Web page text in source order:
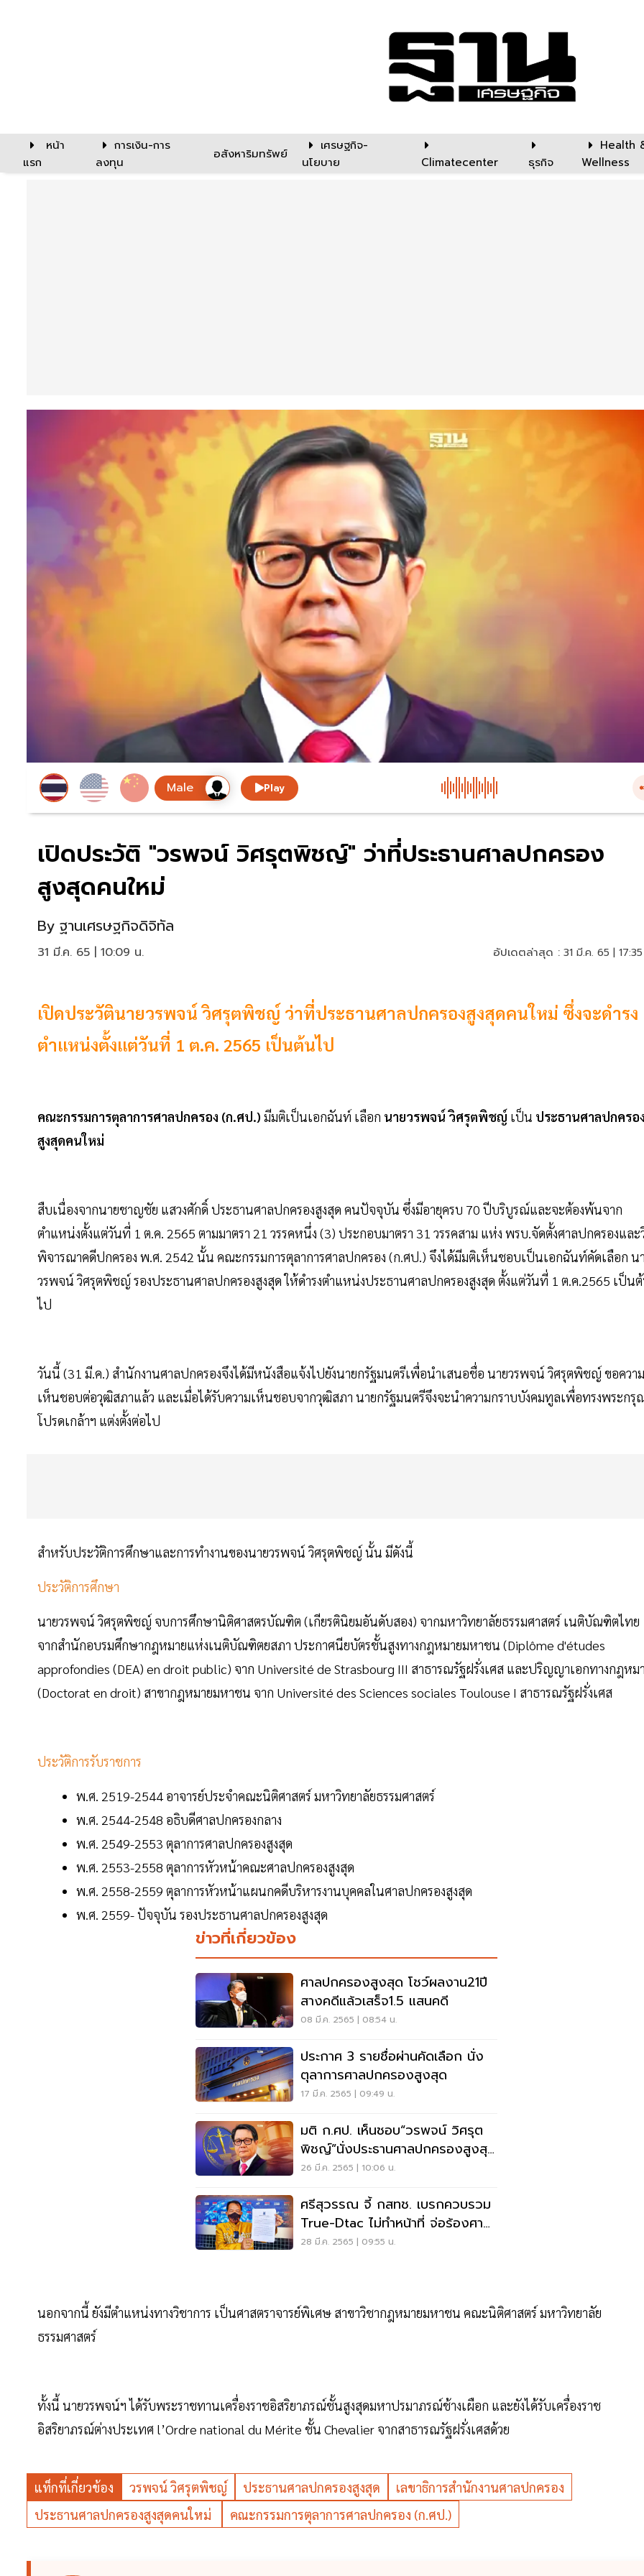
หน้า
แรก
การเงิน-การ
ลงทุน
อสังหาริมทรัพย์
เศรษฐกิจ-
นโยบาย
Climatecenter ธุรกิจ
Health
Wellness
Play
เปิดประวัติ "วรพจน์ วิศรุตพิชญ์" ว่าที่ประธานศาลปกครอง
สูงสุดคนใหม่
By ฐานเศรษฐกิจดิจิทัล
31 มี.ค. 65 | 10:09 น. อัปเดตล่าสุด : 31 มี.ค. 65 |
เปิดประวัตินายวรพจน์ วิศรุตพิชญ์ ว่าที่ประธานศาลปกครองสูงสุดคนใหม่ ซึ่งจะดำรง
ตำแหน่งตั้งแต่วันที่ 1 ต.ค. 2565 เป็นต้นไป
คณะกรรมการตุลาการศาลปกครอง (ก.ศป.) มีมติเป็นเอกฉันท์ เลือก นายวรพจน์ วิศรุตพิชญ์ เป็น ประธานศาลปกครอ
สูงสุดคนใหม่
สืบเนื่องจากนายชาญชัย แสวงศักดิ์ ประธานศาลปกครองสูงสุด คนปัจจุบัน ซึ่งมีอายุครบ 70 ปีบริบูรณ์และจะต้องพ้นจาก
ตำแหน่งตั้งแต่วันที่ 1 ต.ค. 2565 ตามมาตรา 21 วรรคหนึ่ง (3) ประกอบมาตรา 31 วรรคสาม แห่ง พรบ.จัดตั้งศาลปกครองและ
พิจารณาคดีปกครอง พ.ศ. 2542 นั้น คณะกรรมการตุลาการศาลปกครอง (ก.ศป.) จึงได้มีมติเห็นชอบเป็นเอกฉันท์คัดเลือก น
วรพจน์ วิศรุตพิชญ์ รองประธานศาลปกครองสูงสุด ให้ดำรงตำแหน่งประธานศาลปกครองสูงสุด ตั้งแต่วันที่ 1 ต.ค.2565 เป็น
ไป
วันนี้ (31 มี.ค.) สำนักงานศาลปกครองจึงได้มีหนังสือแจ้งไปยังนายกรัฐมนตรีเพื่อนำเสนอชื่อ นายวรพจน์ วิศรุตพิชญ์ ขอความ
เห็นชอบต่อวุฒิสภาแล้ว และเมื่อได้รับความเห็นชอบจากวุฒิสภา นายกรัฐมนตรีจึงจะนำความกราบบังคมทูลเพื่อทรงพระกรุ
โปรดเกล้าฯ แต่งตั้งต่อไป
สำหรับประวัติการศึกษาและการทำงานของนายวรพจน์ วิศรุตพิชญ์ นั้น มีดังนี้
ประวัติการศึกษา
นายวรพจน์ วิศรุตพิชญ์ จบการศึกษานิติศาสตรบัณฑิต (เกียรตินิยมอันดับสอง) จากมหาวิทยาลัยธรรมศาสตร์ เนติบัณฑิตไทย
จากสำนักอบรมศึกษากฎหมายแห่งเนติบัณฑิตยสภา ประกาศนียบัตรชั้นสูงทางกฎหมายมหาชน (Diplôme d'études
approfondies (DEA) en droit public) จาก Université de Strasbourg III สาธารณรัฐฝรั่งเศส และปริญญาเอกทางกฎหม
(Doctorat en droit) สาขากฎหมายมหาชน จาก Université des Sciences sociales Toulouse I สาธารณรัฐฝรั่งเศส
ประวัติการรับราชการ
พ.ศ. 2519-2544 อาจารย์ประจำคณะนิติศาสตร์ มหาวิทยาลัยธรรมศาสตร์
พ.ศ. 2544-2548 อธิบดีศาลปกครองกลาง
พ.ศ. 2549-2553 ตุลาการศาลปกครองสูงสุด
พ.ศ. 2553-2558 ตุลาการหัวหน้าคณะศาลปกครองสูงสุด
พ.ศ. 2558-2559 ตุลาการหัวหน้าแผนกคดีบริหารงานบุคคลในศาลปกครองสูงสุด
พ.ศ. 2559- ปัจจุบัน รองประธานศาลปกครองสูงสุด
ข่าวที่เกี่ยวข้อง
ศาลปกครองสูงสุด โชว์ผลงาน21ปี
สางคดีแล้วเสร็จ1.5 แสนคดี
08 มี.ค. 2565 | 08:54 น.
ประกาศ 3 รายชื่อผ่านคัดเลือก นั่ง
ตุลาการศาลปกครองสูงสุด
17 มี.ค. 2565 | 09:49 น.
มติ ก.ศป. เห็นชอบ“วรพจน์ วิศรุต
พิชญ์”นั่งประธานศาลปกครองสูงสุด
คนใหม่
26 มี.ค. 2565 | 10:06 น.
ศรีสุวรรณ จี้ กสทช. เบรกควบรวม
True-Dtac ไม่ทำหน้าที่ จ่อร้องศาล
ปกครอง
28 มี.ค. 2565 | 09:55 น.
นอกจากนี้ ยังมีตำแหน่งทางวิชาการ เป็นศาสตราจารย์พิเศษ สาขาวิชากฎหมายมหาชน คณะนิติศาสตร์ มหาวิทยาลัย
ธรรมศาสตร์
ทั้งนี้ นายวรพจน์ฯ ได้รับพระราชทานเครื่องราชอิสริยาภรณ์ชั้นสูงสุดมหาปรมาภรณ์ช้างเผือก และยังได้รับเครื่องราช
อิสริยาภรณ์ต่างประเทศ l’Ordre national du Mérite ชั้น Chevalier จากสาธารณรัฐฝรั่งเศสด้วย
แท็กที่เกี่ยวข้อง วรพจน์ วิศรุตพิชญ์ ประธานศาลปกครองสูงสุด
เลขาธิการสำนักงานศาลปกครอง
ประธานศาลปกครองสูงสุดคนใหม่
คณะกรรมการตุลาการศาลปกครอง (ก.ศป.)